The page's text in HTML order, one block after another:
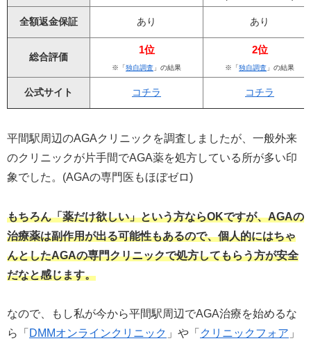
全額返金保証 あり あり
総合評価
1位
※「独自調査 」の結果
2位
※「独自調査 」の結果
公式サイト コチラ コチラ
平間駅周辺のAGAクリニックを調査しましたが、一般外来
のクリニックが片手間でAGA薬を処方している所が多い印
象でした。(AGAの専門医もほぼゼロ)
もちろん「薬だけ欲しい」という方ならOKですが、AGAの
治療薬は副作用が出る可能性もあるので、個人的にはちゃ
んとしたAGAの専門クリニックで処方してもらう方が安全
だなと感じます。
なので、もし私が今から平間駅周辺でAGA治療を始めるな
ら「 DMMオンラインクリニック 」や「 クリニックフォア 」